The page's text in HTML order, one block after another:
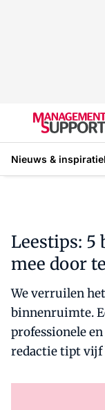
Nieuws & inspiratie
Leestips: 5
mee door
We verruilen
binnenruimte.
professionele
redactie tipt vijf